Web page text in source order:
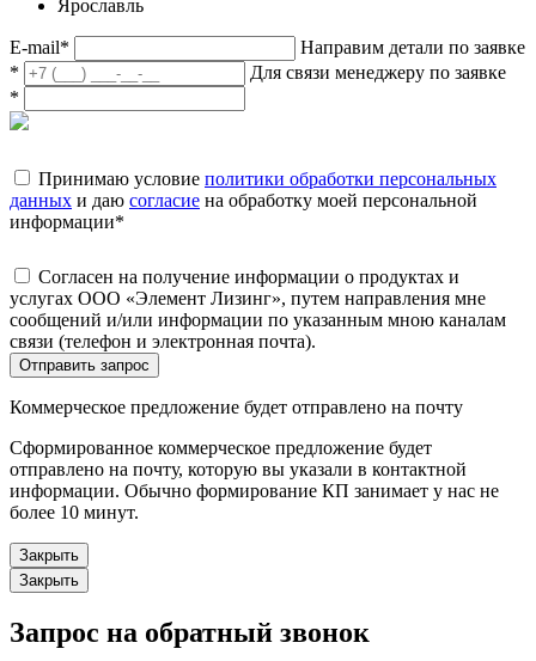
Ярославль
E-mail*
Направим детали по заявке
*
Для связи менеджеру по заявке
*
Принимаю условие политики обработки персональных
данных и даю согласие на обработку моей персональной
информации*
Согласен на получение информации о продуктах и
услугах ООО «Элемент Лизинг», путем направления мне
сообщений и/или информации по указанным мною каналам
связи (телефон и электронная почта).
Отправить запрос
Коммерческое предложение будет отправлено на почту
Сформированное коммерческое предложение будет
отправлено на почту, которую вы указали в контактной
информации. Обычно формирование КП занимает у нас не
более 10 минут.
Закрыть
Закрыть
Запрос на обратный звонок